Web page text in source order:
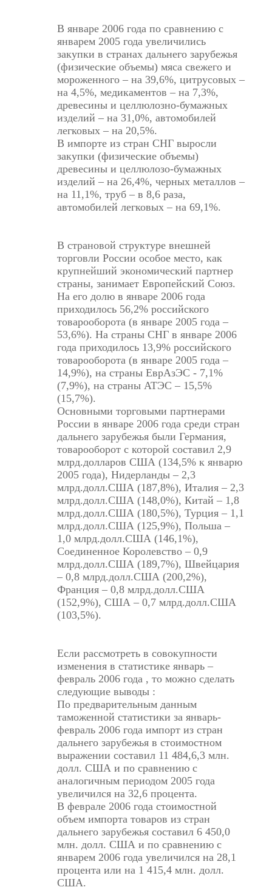
В январе 2006 года по сравнению с
январем 2005 года увеличились
закупки в странах дальнего зарубежья
(физические объемы) мяса свежего и
мороженного – на 39,6%, цитрусовых –
на 4,5%, медикаментов – на 7,3%,
древесины и целлюлозно-бумажных
изделий – на 31,0%, автомобилей
легковых – на 20,5%.
В импорте из стран СНГ выросли
закупки (физические объемы)
древесины и целлюлозо-бумажных
изделий – на 26,4%, черных металлов –
на 11,1%, труб – в 8,6 раза,
автомобилей легковых – на 69,1%.
В страновой структуре внешней
торговли России особое место, как
крупнейший экономический партнер
страны, занимает Европейский Союз.
На его долю в январе 2006 года
приходилось 56,2% российского
товарооборота (в январе 2005 года –
53,6%). На страны СНГ в январе 2006
года приходилось 13,9% российского
товарооборота (в январе 2005 года –
14,9%), на страны ЕврАзЭС - 7,1%
(7,9%), на страны АТЭС – 15,5%
(15,7%).
Основными торговыми партнерами
России в январе 2006 года среди стран
дальнего зарубежья были Германия,
товарооборот с которой составил 2,9
млрд.долларов США (134,5% к январю
2005 года), Нидерланды – 2,3
млрд.долл.США (187,8%), Италия – 2,3
млрд.долл.США (148,0%), Китай – 1,8
млрд.долл.США (180,5%), Турция – 1,1
млрд.долл.США (125,9%), Польша –
1,0 млрд.долл.США (146,1%),
Соединенное Королевство – 0,9
млрд.долл.США (189,7%), Швейцария
– 0,8 млрд.долл.США (200,2%),
Франция – 0,8 млрд.долл.США
(152,9%), США – 0,7 млрд.долл.США
(103,5%).
Если рассмотреть в совокупности
изменения в статистике январь –
февраль 2006 года , то можно сделать
следующие выводы :
По предварительным данным
таможенной статистики за январь-
февраль 2006 года импорт из стран
дальнего зарубежья в стоимостном
выражении составил 11 484,6,3 млн.
долл. США и по сравнению с
аналогичным периодом 2005 года
увеличился на 32,6 процента.
В феврале 2006 года стоимостной
объем импорта товаров из стран
дальнего зарубежья составил 6 450,0
млн. долл. США и по сравнению с
январем 2006 года увеличился на 28,1
процента или на 1 415,4 млн. долл.
США.